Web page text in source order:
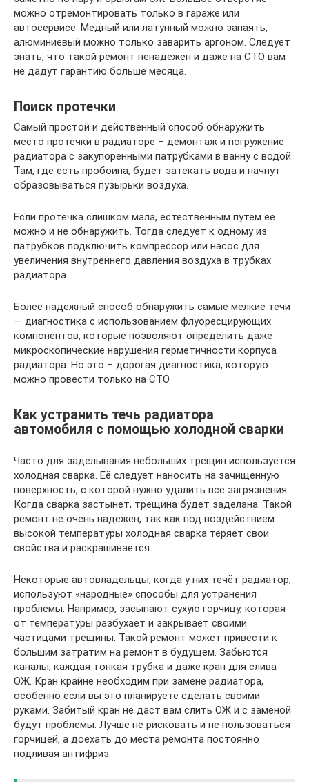
можно отремонтировать только в гараже или
автосервисе. Медный или латунный можно запаять,
алюминиевый можно только заварить аргоном. Следует
знать, что такой ремонт ненадёжен и даже на СТО вам
не дадут гарантию больше месяца.
Поиск протечки
Самый простой и действенный способ обнаружить
место протечки в радиаторе – демонтаж и погружение
радиатора с закупоренными патрубками в ванну с водой.
Там, где есть пробоина, будет затекать вода и начнут
образовываться пузырьки воздуха.
Если протечка слишком мала, естественным путем ее
можно и не обнаружить. Тогда следует к одному из
патрубков подключить компрессор или насос для
увеличения внутреннего давления воздуха в трубках
радиатора.
Более надежный способ обнаружить самые мелкие течи
— диагностика с использованием флуоресцирующих
компонентов, которые позволяют определить даже
микроскопические нарушения герметичности корпуса
радиатора. Но это – дорогая диагностика, которую
можно провести только на СТО.
Как устранить течь радиатора
автомобиля с помощью холодной сварки
Часто для заделывания небольших трещин используется
холодная сварка. Её следует наносить на зачищенную
поверхность, с которой нужно удалить все загрязнения.
Когда сварка застынет, трещина будет заделана. Такой
ремонт не очень надёжен, так как под воздействием
высокой температуры холодная сварка теряет свои
свойства и раскрашивается.
Некоторые автовладельцы, когда у них течёт радиатор,
используют «народные» способы для устранения
проблемы. Например, засыпают сухую горчицу, которая
от температуры разбухает и закрывает своими
частицами трещины. Такой ремонт может привести к
большим затратим на ремонт в будущем. Забьются
каналы, каждая тонкая трубка и даже кран для слива
ОЖ. Кран крайне необходим при замене радиатора,
особенно если вы это планируете сделать своими
руками. Забитый кран не даст вам слить ОЖ и с заменой
будут проблемы. Лучше не рисковать и не пользоваться
горчицей, а доехать до места ремонта постоянно
подливая антифриз.